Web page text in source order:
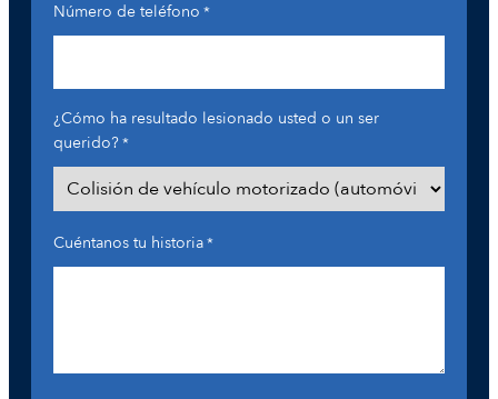
Número de teléfono *
¿Cómo ha resultado lesionado usted o un ser
querido?*
Cuéntanos tu historia*